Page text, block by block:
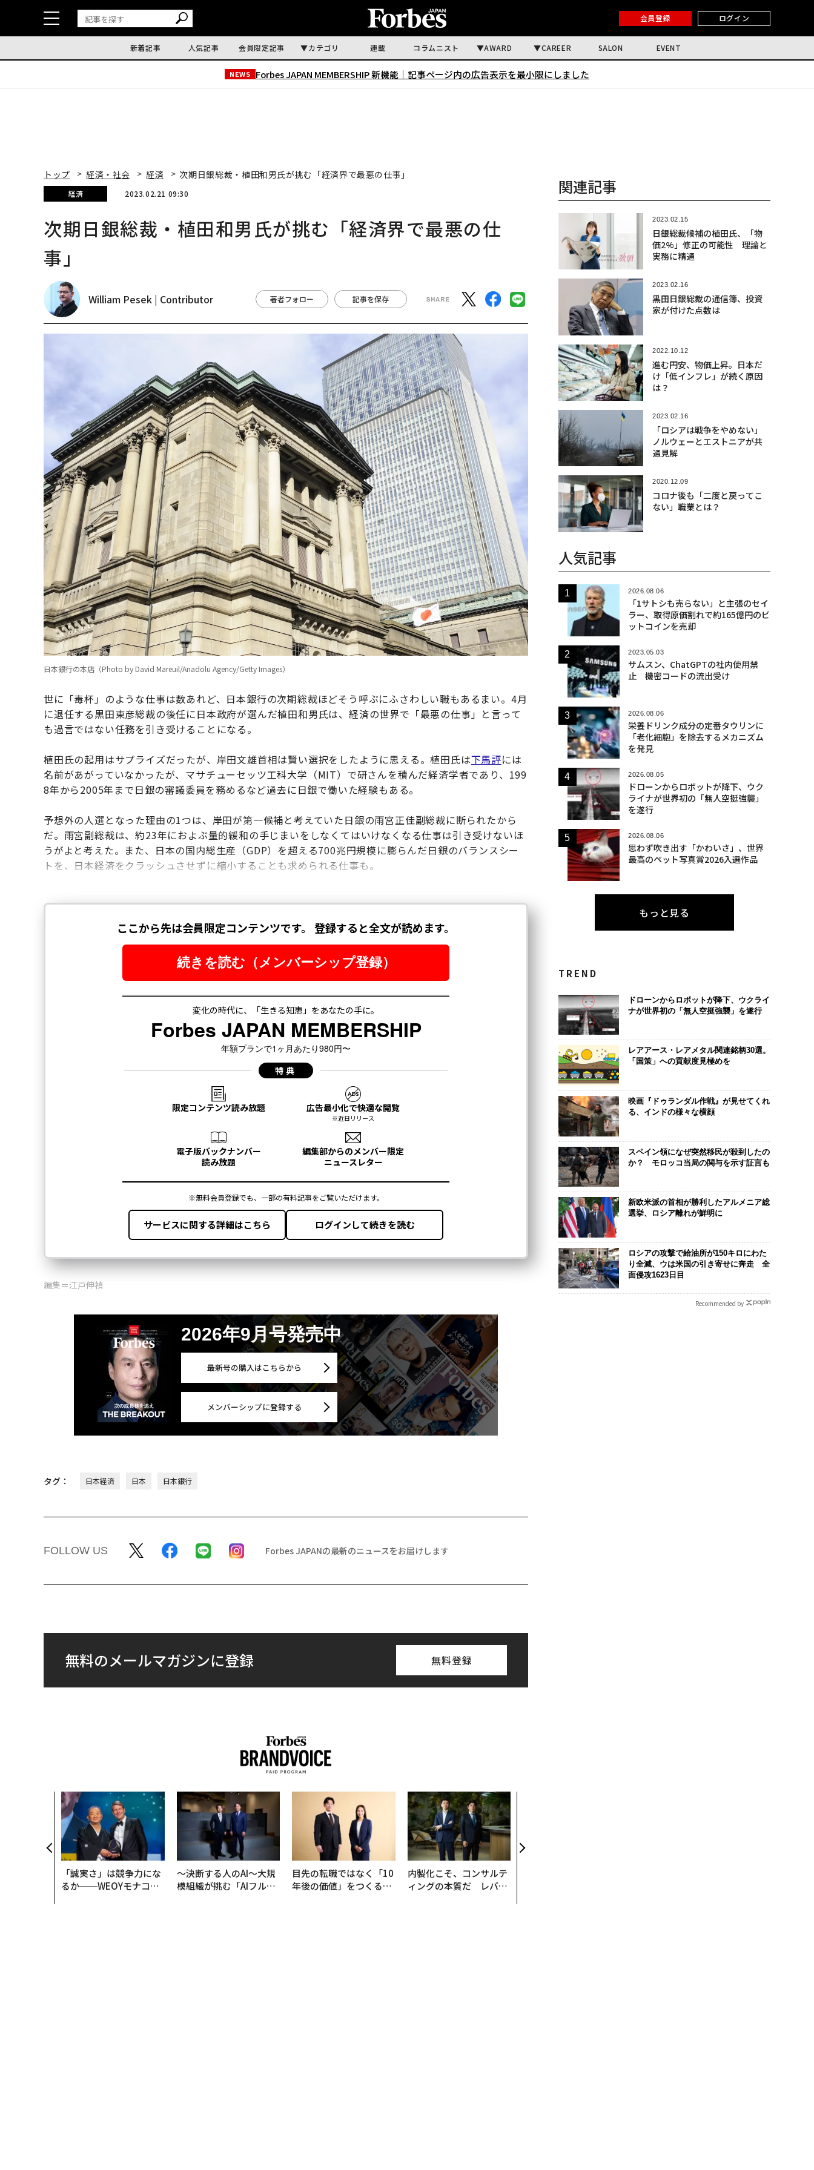
会員登録 ログイン
新着記事 人気記事 会員限定記事 カテゴリ 連載 コラムニスト AWARD CAREER SALON EVENT
NEWS Forbes JAPAN MEMBERSHIP 新機能｜ 記事ページ内の広告表示を最小限にしました
トップ 経済・社会 経済 次期日銀総裁・植田和男氏が挑む「経済界で最悪の仕事」
経済 2023.02.21 09:30
次期日銀総裁・植田和男氏が挑む「経済界で最悪の仕
事」
William Pesek | Contributor 著者フォロー 記事を保存
日本銀行の本店（Photo by David Mareuil/Anadolu Agency/Getty Images）
世に「毒杯」のような仕事は数あれど、日本銀行の次期総裁ほどそう呼ぶにふさわしい職もあるまい。4月
に退任する黒田東彦総裁の後任に日本政府が選んだ植田和男氏は、経済の世界で「最悪の仕事」と言って
も過言ではない任務を引き受けることになる。
植田氏の起用はサプライズだったが、岸田文雄首相は賢い選択をしたように思える。植田氏は下馬評には
名前があがっていなかったが、マサチューセッツ工科大学（MIT）で研さんを積んだ経済学者であり、199
8年から2005年まで日銀の審議委員を務めるなど過去に日銀で働いた経験もある。
予想外の人選となった理由の1つは、岸田が第一候補と考えていた日銀の雨宮正佳副総裁に断られたから
だ。雨宮副総裁は、約23年におよぶ量的緩和の手じまいをしなくてはいけなくなる仕事は引き受けないほ
うがよと考えた。また、日本の国内総生産（GDP）を超える700兆円規模に膨らんだ日銀のバランスシー
トを、日本経済をクラッシュさせずに縮小することも求められる仕事も。
編集＝江戸伸禎
2026年9月号発売中
最新号の購入はこちらから
メンバーシップに登録する
タグ： 日本経済 日本 日本銀行
FOLLOW US Forbes JAPANの最新のニュースをお届けします
無料のメールマガジンに登録 無料登録
「誠実さ」は競争力にな
るか──WEOYモナコで
〜決断する人のAI〜大規
模組織が挑む「AIフル実
目先の転職ではなく「10
年後の価値」をつくる─
内製化こそ、コンサルテ
ィングの本質だ レバレ
月島JFEアクアソリュー
関連記事
2023.02.15
日銀総裁候補の植田氏、「物
価2%」修正の可能性 理論と
実務に精通
2023.02.16
黒田日銀総裁の通信簿、投資
家が付けた点数は
2022.10.12
進む円安、物価上昇。日本だ
け「低インフレ」が続く原因
は？
2023.02.16
「ロシアは戦争をやめない」
ノルウェーとエストニアが共
通見解
2020.12.09
コロナ後も「二度と戻ってこ
ない」職業とは？
人気記事
2026.08.06
「1サトシも売らない」と主張のセイ
ラー、取得原価割れで約165億円のビ
ットコインを売却
2023.05.03
サムスン、ChatGPTの社内使用禁
止 機密コードの流出受け
2026.08.06
栄養ドリンク成分の定番タウリンに
「老化細胞」を除去するメカニズム
を発見
2026.08.05
ドローンからロボットが降下、ウク
ライナが世界初の「無人空挺強襲」
を遂行
2026.08.06
思わず吹き出す「かわいさ」、世界
最高のペット写真賞2026入選作品
もっと見る
TREND
ドローンからロボットが降下、ウクライ
ナが世界初の「無人空挺強襲」を遂行
レアアース・レアメタル関連銘柄30選。
「国策」への貢献度見極めを
映画『ドゥランダル作戦』が見せてくれ
る、インドの様々な横顔
スペイン領になぜ突然移民が殺到したの
か？ モロッコ当局の関与を示す証言も
新欧米派の首相が勝利したアルメニア総
選挙、ロシア離れが鮮明に
ロシアの攻撃で給油所が150キロにわた
り全滅、ウは米国の引き寄せに奔走 全
面侵攻1623日目
Recommended by